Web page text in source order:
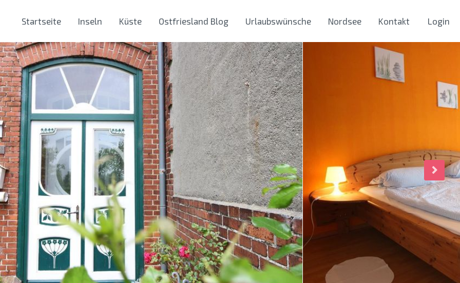
Startseite Inseln Küste Ostfriesland Blog Urlaubswünsche Nordsee Kontakt Login